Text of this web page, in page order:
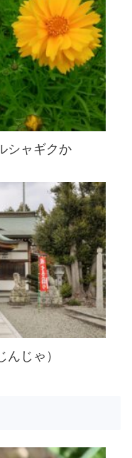
シャギクか
じゃ）